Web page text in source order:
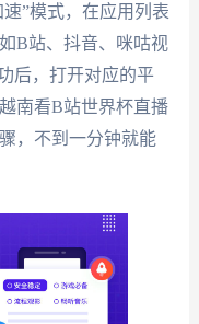
”模式，在应用列表
B站、抖音、咪咕视
后，打开对应的平
南看B站世界杯直播
，不到一分钟就能